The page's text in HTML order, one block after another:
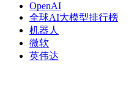
OpenAI
全球AI大模型排行榜
机器人
微软
英伟达